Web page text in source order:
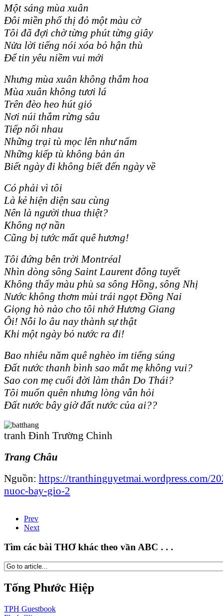
Một sáng mùa xuân
Đôi miền phố thị đỏ một màu cờ
Tôi đã đợi chờ từng phút từng giây
Nửa lời tiếng nói xóa bỏ hận thù
Để tin yêu niềm vui mới
Nhưng mùa xuân không thắm hoa
Mùa xuân không tươi lá
Trên đèo heo hút gió
Nơi núi thẳm rừng sâu
Tiếp nối nhau
Những trại tù mọc lên như nấm
Những kiếp tù không bản án
Biết ngày đi không biết đến ngày về
Có phải vì tôi
Là kẻ hiện diện sau cùng
Nên là người thua thiệt?
Không nợ nần
Cũng bị tước mất quê hương!
Tôi đứng bên trời Montréal
Nhìn dòng sông Saint Laurent đông tuyết
Không thấy màu phù sa sông Hồng, sông Nhị
Nước không thơm mùi trái ngọt Đồng Nai
Giọng hò nào cho tôi nhớ Hương Giang
Ôi! Nỗi lo âu nay thành sự thật
Khi một ngày bỏ nước ra đi!
Bao nhiêu năm quê nghèo im tiếng súng
Đất nước thanh bình sao mắt mẹ không vui?
Sao con mẹ cuối đời làm thân Do Thái?
Tôi muốn quên nhưng lòng vẫn hỏi
Đất nước bây giờ đất nước của ai??
tranh Đinh Trường Chinh
Trang Châu
Nguồn: https://tranthinguyetmai.wordpress.com/
nuoc-bay-gio-2
Prev
Next
Tìm các bài THƠ khác theo vần ABC . . .
Tống Phước Hiệp
TPH Guestbook